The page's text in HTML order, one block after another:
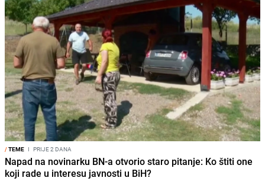
/TEME I PRIJE 2 DANA
Napad na novinarku BN-a otvorio staro pitanje: Ko štiti one
koji rade u interesu javnosti u BiH?